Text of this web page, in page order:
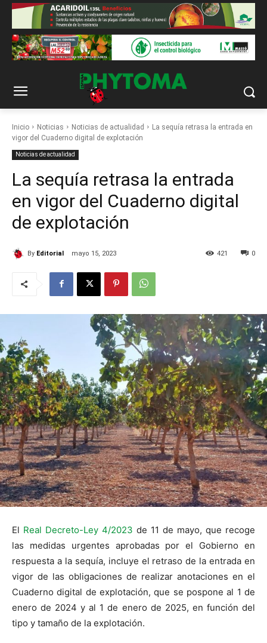
Inicio Noticias Noticias de actualidad
La sequía retrasa la entrada en
vigor del Cuaderno digital de explotación
Noticias de actualidad
La sequía retrasa la entrada
en vigor del Cuaderno digital
de explotación
By Editorial mayo 15, 2023 0
421
El Real Decreto-Ley 4/2023 de 11 de mayo, que recoge
las medidas urgentes aprobadas por el Gobierno en
respuesta a la sequía, incluye el retraso de la entrada en
vigor de las obligaciones de realizar anotaciones en el
Cuaderno digital de explotación, que se pospone al 1 de
enero de 2024 y al 1 de enero de 2025, en función del
tipo y tamaño de la explotación.